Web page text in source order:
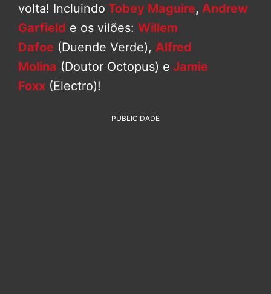
volta! Incluindo Tobey Maguire, Andrew
Garfield e os vilões: Willem
Dafoe (Duende Verde), Alfred
Molina (Doutor Octopus) e Jamie
Foxx (Electro)!
PUBLICIDADE